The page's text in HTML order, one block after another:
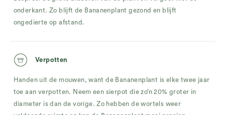
onderkant. Zo blijft de Bananenplant gezond en blijft
ongedierte op afstand.
Verpotten
Handen uit de mouwen, want de Bananenplant is elke twee jaar
toe aan verpotten. Neem een sierpot die zo’n 20% groter in
diameter is dan de vorige. Zo hebben de wortels weer